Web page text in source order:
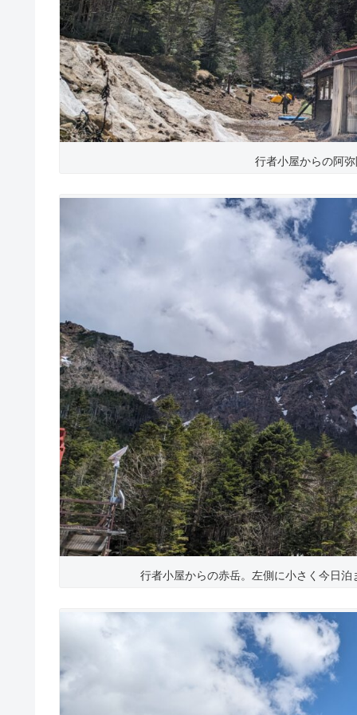
行者小屋からの阿
行者小屋からの赤岳。左側に小さく今日